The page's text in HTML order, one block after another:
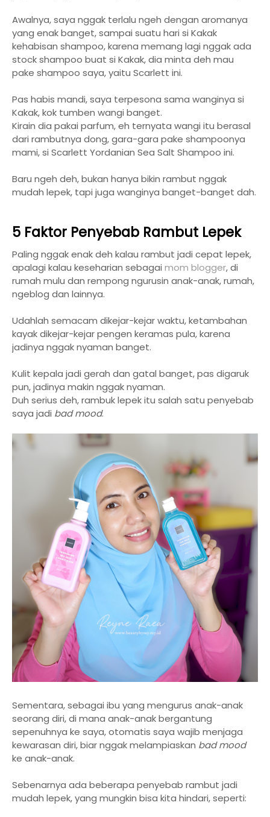
Awalnya, saya nggak terlalu ngeh dengan aromanya
yang enak banget, sampai suatu hari si Kakak
kehabisan shampoo, karena memang lagi nggak ada
stock shampoo buat si Kakak, dia minta deh mau
pake shampoo saya, yaitu Scarlett ini.
Pas habis mandi, saya terpesona sama wanginya si
Kakak, kok tumben wangi banget.
Kirain dia pakai parfum, eh ternyata wangi itu berasal
dari rambutnya dong, gara-gara pake shampoonya
mami, si Scarlett Yordanian Sea Salt Shampoo ini.
Baru ngeh deh, bukan hanya bikin rambut nggak
mudah lepek, tapi juga wanginya banget-banget dah.
5 Faktor Penyebab Rambut Lepek
Paling nggak enak deh kalau rambut jadi cepat lepek,
apalagi kalau keseharian sebagai mom blogger, di
rumah mulu dan rempong ngurusin anak-anak, rumah,
ngeblog dan lainnya.
Udahlah semacam dikejar-kejar waktu, ketambahan
kayak dikejar-kejar pengen keramas pula, karena
jadinya nggak nyaman banget.
Kulit kepala jadi gerah dan gatal banget, pas digaruk
pun, jadinya makin nggak nyaman.
Duh serius deh, rambuk lepek itu salah satu penyebab
saya jadi bad mood.
Sementara, sebagai ibu yang mengurus anak-anak
seorang diri, di mana anak-anak bergantung
sepenuhnya ke saya, otomatis saya wajib menjaga
kewarasan diri, biar nggak melampiaskan bad mood
ke anak-anak.
Sebenarnya ada beberapa penyebab rambut jadi
mudah lepek, yang mungkin bisa kita hindari, seperti: